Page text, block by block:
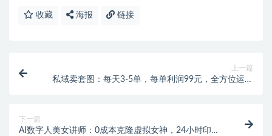
收藏 海报 链接
上一篇
私域卖套图：每天3-5单，每单利润99元，全方位运营
下一篇
AI数字人美女讲师：0成本克隆虚拟女神，24小时印钞